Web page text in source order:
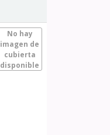
No hay
imagen de
cubierta
disponible